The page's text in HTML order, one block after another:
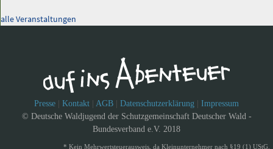
alle Veranstaltungen
Presse Kontakt AGB Datenschutzerklärung
Impressum
© Deutsche Waldjugend der Schutzgemeinschaft Deutscher Wald -
Bundesverband e.V. 2018
* Kein Mehrwertsteuerausweis, da Kleinunternehmer nach §19 (1) UStG.